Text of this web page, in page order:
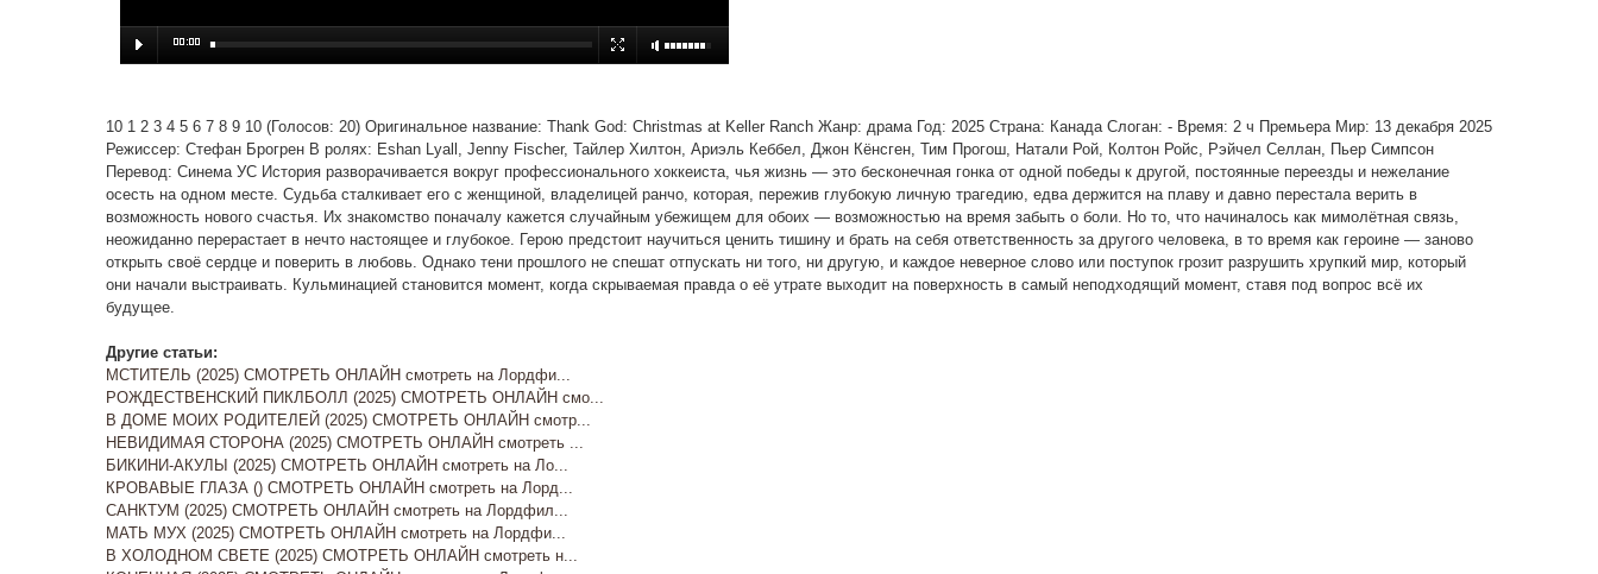
10 1 2 3 4 5 6 7 8 9 10 (Голосов: 20) Оригинальное название: Thank God: Christmas at Keller Ranch Жанр: драма Год: 2025 Страна: Канада Слоган: - Время: 2 ч Премьера Мир: 13 декабря 2025
Режиссер: Стефан Брогрен В ролях: Eshan Lyall, Jenny Fischer, Тайлер Хилтон, Ариэль Кеббел, Джон Кёнсген, Тим Прогош, Натали Рой, Колтон Ройс, Рэйчел Селлан, Пьер Симпсон
Перевод: Синема УС История разворачивается вокруг профессионального хоккеиста, чья жизнь — это бесконечная гонка от одной победы к другой, постоянные переезды и нежелание
осесть на одном месте. Судьба сталкивает его с женщиной, владелицей ранчо, которая, пережив глубокую личную трагедию, едва держится на плаву и давно перестала верить в
возможность нового счастья. Их знакомство поначалу кажется случайным убежищем для обоих — возможностью на время забыть о боли. Но то, что начиналось как мимолётная связь,
неожиданно перерастает в нечто настоящее и глубокое. Герою предстоит научиться ценить тишину и брать на себя ответственность за другого человека, в то время как героине — заново
открыть своё сердце и поверить в любовь. Однако тени прошлого не спешат отпускать ни того, ни другую, и каждое неверное слово или поступок грозит разрушить хрупкий мир, который
они начали выстраивать. Кульминацией становится момент, когда скрываемая правда о её утрате выходит на поверхность в самый неподходящий момент, ставя под вопрос всё их
будущее.
Другие статьи:
МСТИТЕЛЬ (2025) СМОТРЕТЬ ОНЛАЙН смотреть на Лордфи...
РОЖДЕСТВЕНСКИЙ ПИКЛБОЛЛ (2025) СМОТРЕТЬ ОНЛАЙН смо...
В ДОМЕ МОИХ РОДИТЕЛЕЙ (2025) СМОТРЕТЬ ОНЛАЙН смотр...
НЕВИДИМАЯ СТОРОНА (2025) СМОТРЕТЬ ОНЛАЙН смотреть ...
БИКИНИ-АКУЛЫ (2025) СМОТРЕТЬ ОНЛАЙН смотреть на Ло...
КРОВАВЫЕ ГЛАЗА () СМОТРЕТЬ ОНЛАЙН смотреть на Лорд...
САНКТУМ (2025) СМОТРЕТЬ ОНЛАЙН смотреть на Лордфил...
МАТЬ МУХ (2025) СМОТРЕТЬ ОНЛАЙН смотреть на Лордфи...
В ХОЛОДНОМ СВЕТЕ (2025) СМОТРЕТЬ ОНЛАЙН смотреть н...